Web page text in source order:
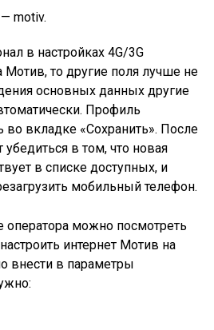
motiv.
в настройках 4G/3G
Мотив, то другие поля лучше не
основных данных другие
Профиль
во вкладке «Сохранить». После
убедиться в том, что новая
в списке доступных, и
мобильный телефон.
оператора можно посмотреть
интернет Мотив на
внести в параметры